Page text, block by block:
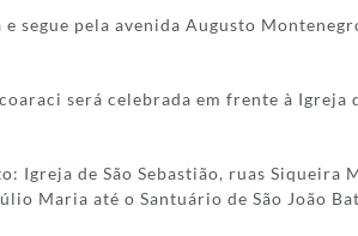
segue pela avenida Augusto
será celebrada em frente à
de São Sebastião, ruas Siqueira
Maria até o Santuário de São João